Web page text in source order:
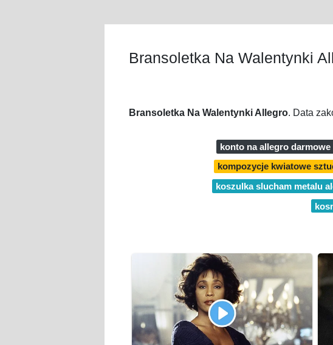
Bransoletka Na Walentynki
Bransoletka Na Walentynki Allegro. Data
konto na allegro darmowe
kompozycje kwiatowe
koszulka slucham metalu